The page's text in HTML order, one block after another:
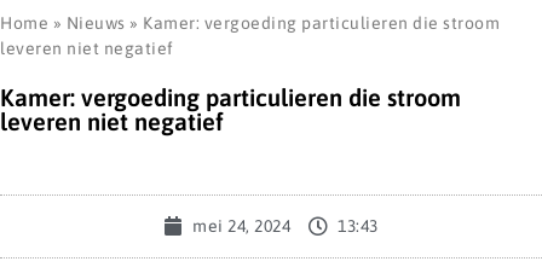
Home » Nieuws » Kamer: vergoeding particulieren die stroom
leveren niet negatief
Kamer: vergoeding particulieren die stroom
leveren niet negatief
mei 24, 2024 13:43